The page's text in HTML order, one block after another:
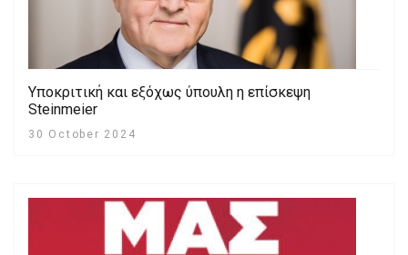
Υποκριτική και εξόχως ύπουλη η επίσκεψη
Steinmeier
30 October 2024